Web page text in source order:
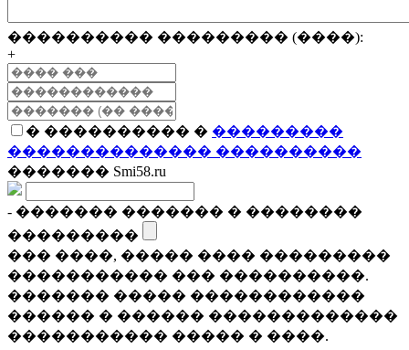
���������� ��������� (����):
+
� ���������� � ���������
�������������� ����������
������� Smi58.ru
- ������� ������� � ��������
���������
��� ����, ����� ���� ���������
����������� ��� ����������.
������� ����� ������������
������ � ������ �������������
����������� ����� � ����.